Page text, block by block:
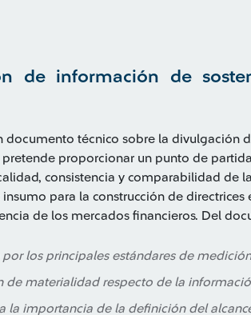
de información de
documento técnico sobre la divulgación
proporcionar un punto de
consistencia y comparabilidad de
insumo para la construcción de
de los mercados financieros. Del
por los principales estándares de
de materialidad respecto de la
la importancia de la definición del